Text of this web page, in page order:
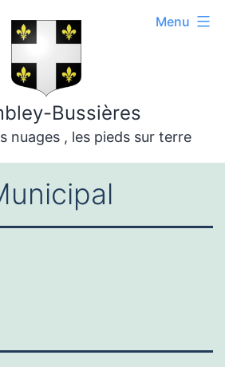
Bussières
nuages , les pieds sur terre
Menu